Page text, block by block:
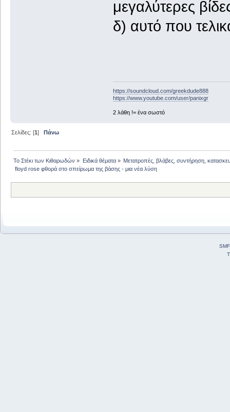
μεγαλύτερες
δ) αυτό που
https://soundcloud.com/greekdude888
https://www.youtube.com/user/panixgr
2 λάθη != ένα σωστό
Σελίδες: [1] Πάνω
Το Στέκι των Κιθαρωδών » Ειδικά θέματα» Μετατροπές, βλάβες, συντήρηση,
floyd rose φθορά στο σπείρωμα της βάσης - μια νέα λύση